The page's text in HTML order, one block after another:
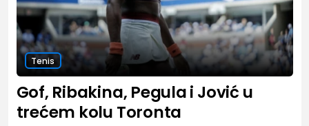
Tenis
Gof, Ribakina, Pegula i Jović u
trećem kolu Toronta